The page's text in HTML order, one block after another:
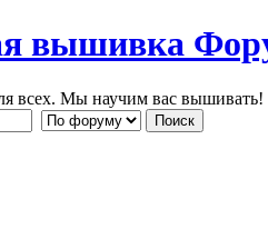
всех. Мы научим вас вышивать!